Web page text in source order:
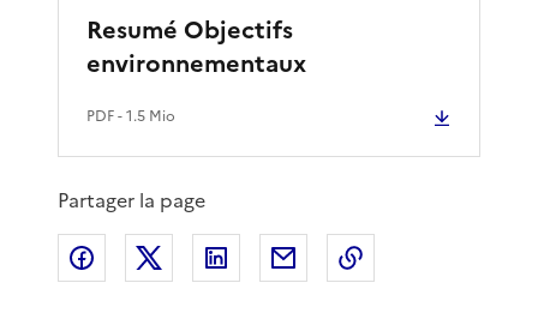
Resumé Objectifs
environnementaux
PDF- 1.5 Mio
Partager la page
Partager sur Facebook
Partager sur XPartager sur LinkedIn
Partager par email